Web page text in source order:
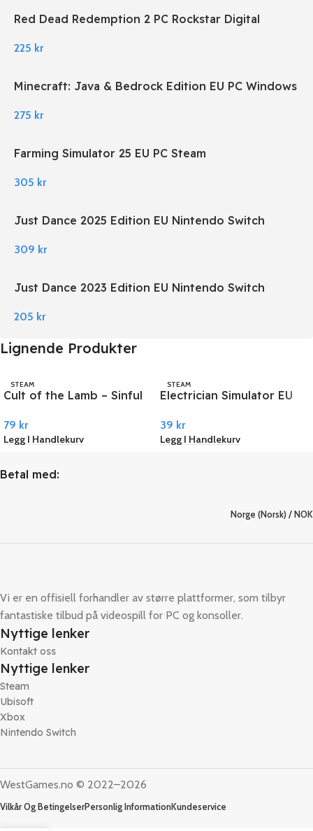
Red Dead Redemption 2 PC Rockstar Digital
225 kr
Minecraft: Java & Bedrock Edition EU PC Windows
275 kr
Farming Simulator 25 EU PC Steam
305 kr
Just Dance 2025 Edition EU Nintendo Switch
309 kr
Just Dance 2023 Edition EU Nintendo Switch
205 kr
Lignende Produkter
STEAM
Cult of the Lamb – Sinful
79 kr
Legg I Handlekurv
STEAM
Electrician Simulator EU
39 kr
Legg I Handlekurv
Betal med:
Norge (Norsk) / NOK
Vi er en offisiell forhandler av større plattformer, som tilbyr
fantastiske tilbud på videospill for PC og konsoller.
Nyttige lenker
Kontakt oss
Nyttige lenker
Steam
Ubisoft
Xbox
Nintendo Switch
WestGames.no © 2022–2026
Vilkår Og BetingelserPersonlig InformationKundeservice